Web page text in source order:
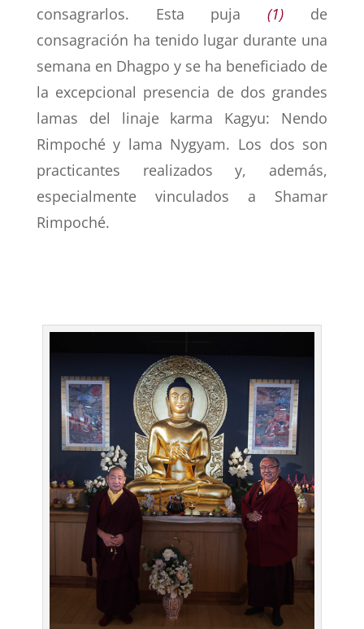
consagrarlos. Esta puja(1) de
consagración ha tenido lugar durante una
semana en Dhagpo y se ha beneficiado de
la excepcional presencia de dos grandes
lamas del linaje karma Kagyu: Nendo
Rimpoché y lama Nygyam. Los dos son
practicantes realizados y, además,
especialmente vinculados a Shamar
Rimpoché.